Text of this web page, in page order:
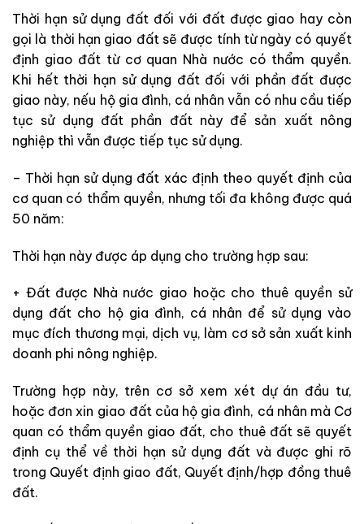
Thời hạn sử dụng đất đối với đất được giao hay còn
gọi là thời hạn giao đất sẽ được tính từ ngày có quyết
định giao đất từ cơ quan Nhà nước có thẩm quyền.
Khi hết thời hạn sử dụng đất đối với phần đất được
giao này, nếu hộ gia đình, cá nhân vẫn có nhu cầu tiếp
tục sử dụng đất phần đất này để sản xuất nông
nghiệp thì vẫn được tiếp tục sử dụng.
– Thời hạn sử dụng đất xác định theo quyết định của
cơ quan có thẩm quyền, nhưng tối đa không được quá
50 năm:
Thời hạn này được áp dụng cho trường hợp sau:
+ Đất được Nhà nước giao hoặc cho thuê quyền sử
dụng đất cho hộ gia đình, cá nhân để sử dụng vào
mục đích thương mại, dịch vụ, làm cơ sở sản xuất kinh
doanh phi nông nghiệp.
Trường hợp này, trên cơ sở xem xét dự án đầu tư,
hoặc đơn xin giao đất của hộ gia đình, cá nhân mà Cơ
quan có thẩm quyền giao đất, cho thuê đất sẽ quyết
định cụ thể về thời hạn sử dụng đất và được ghi rõ
trong Quyết định giao đất, Quyết định/hợp đồng thuê
đất.